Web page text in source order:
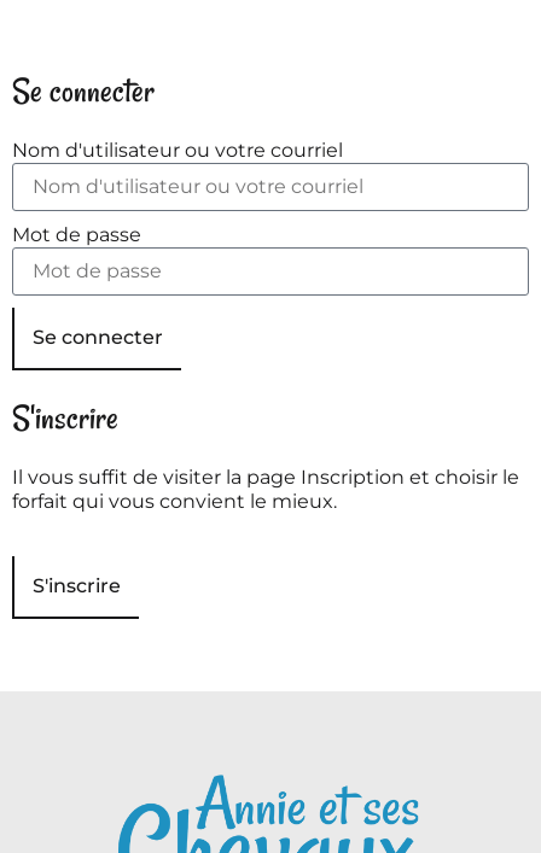
Se connecter
Nom d'utilisateur ou votre courriel
Mot de passe
Se connecter
S'inscrire
Il vous suffit de visiter la page Inscription et choisir le
forfait qui vous convient le mieux.
S'inscrire